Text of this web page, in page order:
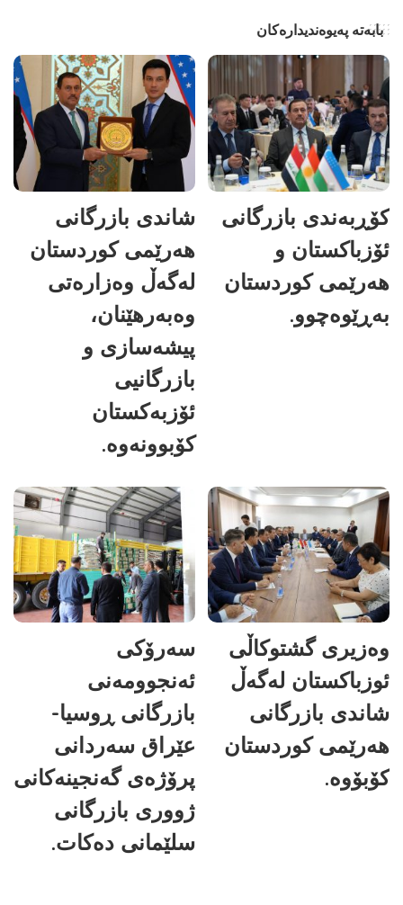
بابەتە پەیوەندیدارەکان
کۆڕبەندی بازرگانی
ئۆزباکستان و
هەرێمی کوردستان
بەڕێوەچوو.
شاندی بازرگانی
هەرێمی کوردستان
لەگەڵ وەزارەتی
وەبەرهێنان،
پیشەسازی و
بازرگانیی
ئۆزبەکستان
کۆبوونەوە.
وەزیری گشتوکاڵی
ئوزباکستان لەگەڵ
شاندی بازرگانی
هەرێمی کوردستان
کۆبۆوە.
سەرۆکی
ئەنجوومەنی
بازرگانی ڕوسیا-
عێراق سەردانی
پرۆژەی گەنجینەکانی
ژووری بازرگانی
سلێمانی دەکات.